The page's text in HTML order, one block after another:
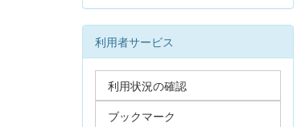
利用者サービス
利用状況の確認
ブックマーク